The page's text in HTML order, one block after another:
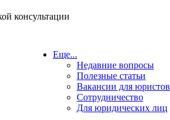
консультации
Еще...
Недавние вопросы
Полезные статьи
Вакансии для юристов
Сотрудничество
Для юридических лиц